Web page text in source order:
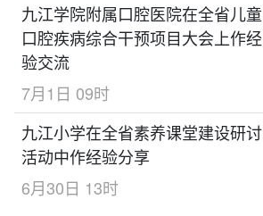
九江学院附属口腔医院在全省儿童
口腔疾病综合干预项目大会上作经
验交流
7月1日 09时
九江小学在全省素养课堂建设研讨
活动中作经验分享
6月30日 13时